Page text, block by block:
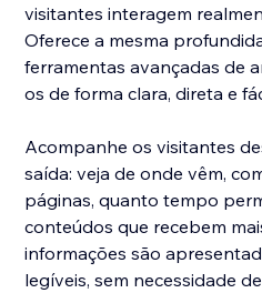
visitantes interagem
Oferece a mesma
ferramentas avançadas de
os de forma clara, direta e
Acompanhe os visitantes
saída: veja de onde vêm,
páginas, quanto tempo
conteúdos que recebem
informações são
legíveis, sem necessidade